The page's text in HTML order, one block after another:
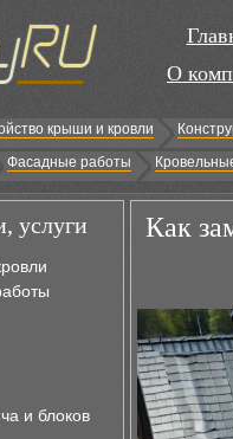
О
крыши и кровли
Фасадные работы
услуги
и блоков
Как